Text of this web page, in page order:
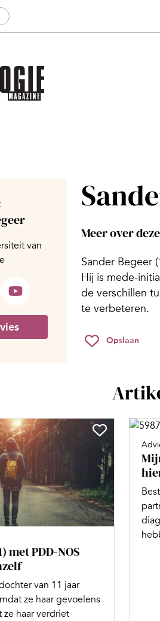
van
Meer over
Sander Begeer
Hij is mede-
de verschillen
te verbeteren.
Opslaan
met PDD-NOS
van 11 jaar
ze haar gevoelens
haar verdriet